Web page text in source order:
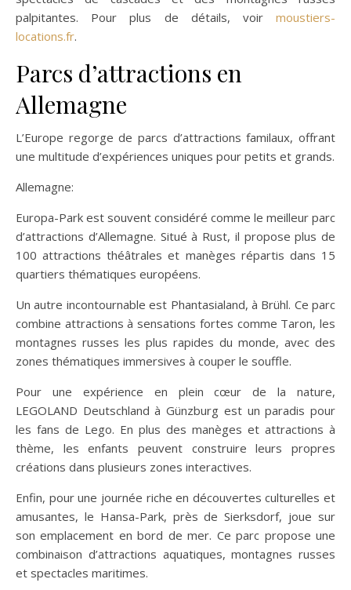
palpitantes. Pour plus de détails, voir moustiers-
locations.fr.
Parcs d’attractions en
Allemagne
L’Europe regorge de parcs d’attractions familaux, offrant
une multitude d’expériences uniques pour petits et grands.
Allemagne:
Europa-Park est souvent considéré comme le meilleur parc
d’attractions d’Allemagne. Situé à Rust, il propose plus de
100 attractions théâtrales et manèges répartis dans 15
quartiers thématiques européens.
Un autre incontournable est Phantasialand, à Brühl. Ce parc
combine attractions à sensations fortes comme Taron, les
montagnes russes les plus rapides du monde, avec des
zones thématiques immersives à couper le souffle.
Pour une expérience en plein cœur de la nature,
LEGOLAND Deutschland à Günzburg est un paradis pour
les fans de Lego. En plus des manèges et attractions à
thème, les enfants peuvent construire leurs propres
créations dans plusieurs zones interactives.
Enfin, pour une journée riche en découvertes culturelles et
amusantes, le Hansa-Park, près de Sierksdorf, joue sur
son emplacement en bord de mer. Ce parc propose une
combinaison d’attractions aquatiques, montagnes russes
et spectacles maritimes.